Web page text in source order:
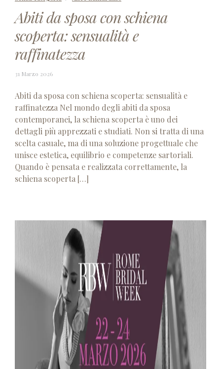
Abiti da sposa con schiena
scoperta: sensualità e
raffinatezza
31 Marzo 202614
Abiti da sposa con schiena scoperta: sensualità e
raffinatezza Nel mondo degli abiti da sposa
contemporanei, la schiena scoperta è uno dei
dettagli più apprezzati e studiati. Non si tratta di una
scelta casuale, ma di una soluzione progettuale che
unisce estetica, equilibrio e competenze sartoriali.
Quando è pensata e realizzata correttamente, la
schiena scoperta […]